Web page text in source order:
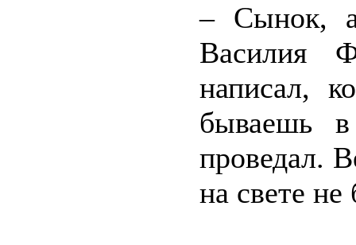
– Сынок, а
Василия
написал,
бываешь
проведал.
на свете